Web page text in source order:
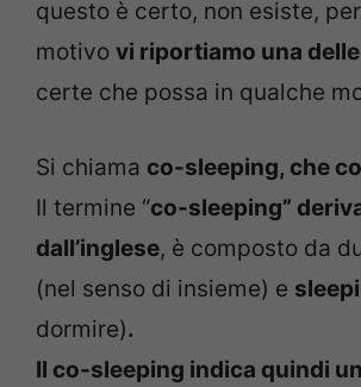
questo è certo, non esiste,
motivo vi riportiamo una
certe che possa in qualche
Si chiama co-sleeping, che
Il termine “co-sleeping”
dall’inglese, è composto da
(nel senso di insieme) e
dormire).
Il co-sleeping indica quindi